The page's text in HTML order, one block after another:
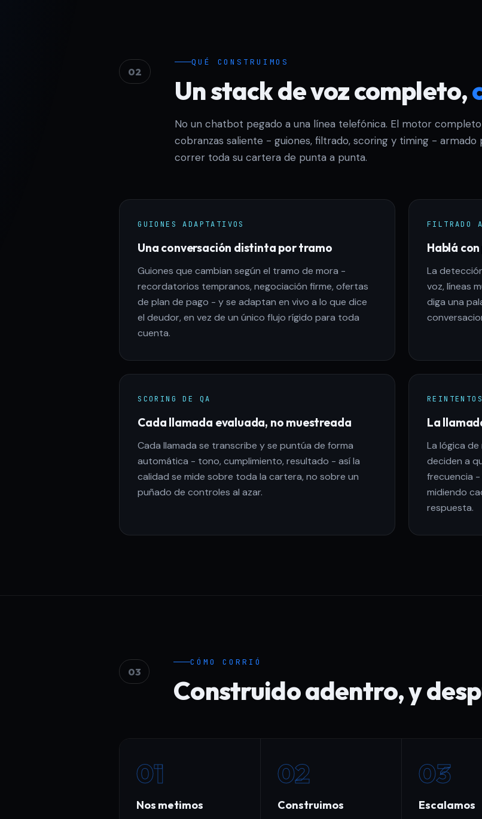
02
QUÉ CONSTRUIMOS
Un stack de voz completo,
No un chatbot pegado a una línea telefónica. El motor
cobranzas saliente - guiones, filtrado, scoring y timing - armado
correr toda su cartera de punta a punta.
GUIONES ADAPTATIVOS
Una conversación distinta por tramo
Guiones que cambian según el tramo de mora -
recordatorios tempranos, negociación firme, ofertas
de plan de pago - y se adaptan en vivo a lo que dice
el deudor, en vez de un único flujo rígido para toda
cuenta.
FILTRADO
Hablá
La
voz, líneas
diga una
SCORING DE QA
Cada llamada evaluada, no muestreada
Cada llamada se transcribe y se puntúa de forma
automática - tono, cumplimiento, resultado - así la
calidad se mide sobre toda la cartera, no sobre un
puñado de controles al azar.
La
La lógica
deciden a
frecuencia
midiendo
respuesta.
03
CÓMO CORRIÓ
Construido adentro, y
01
Nos metimos
02
Construimos
03
Escalamos